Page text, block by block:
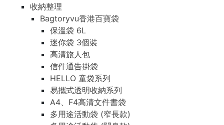
收納整理
Bagtoryvu香港百寶袋
保溫袋 6L
迷你袋 3個裝
高清旅人包
信件通告掛袋
HELLO 童袋系列
易攜式透明收納系列
A4、F4高清文件書袋
多用途活動袋 (窄長款)